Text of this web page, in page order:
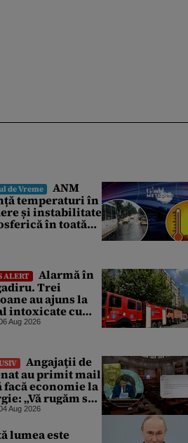
de Vreme
ANM
temperaturi în
și instabilitate
în toată
va fi vremea
ALERT
Alarmă în
Trei
au ajuns la
intoxicate cu
Aug 2026
Angajaţii de
au primit mail
facă economie la
„Vă rugăm să
aparatele de aer
la
programului”
Aug 2026
lumea este